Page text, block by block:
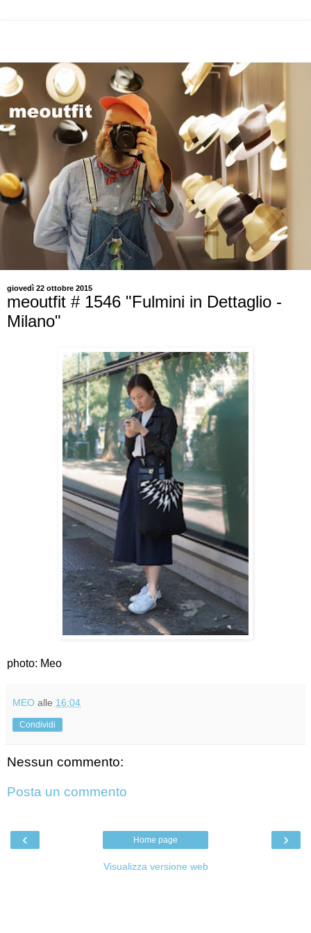
giovedì 22 ottobre 2015
meoutfit # 1546 "Fulmini in Dettaglio -
Milano"
photo: Meo
MEO alle 16:04
Condividi
Nessun commento:
Posta un commento
‹ ›
Home page
Visualizza versione web